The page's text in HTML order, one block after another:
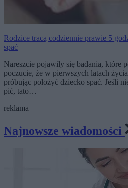
Rodzice tracą codziennie prawie 5
spać
Nareszcie pojawiły się badania, które
poczucie, że w pierwszych latach
próbując położyć dziecko spać. Jeśli
pić, tato…
reklama
Najnowsze wiadomości